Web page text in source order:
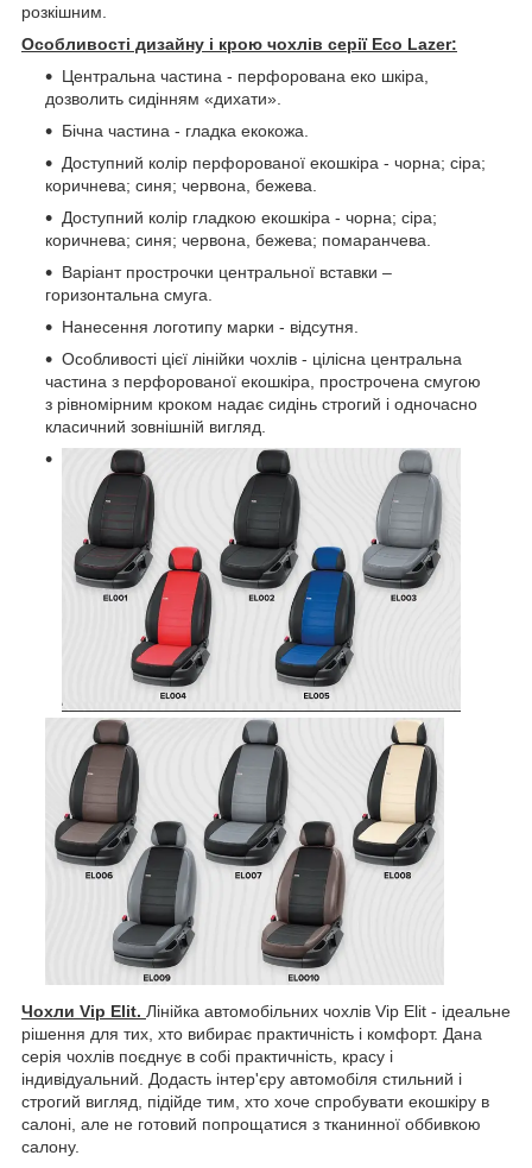
розкішним.
Особливості дизайну і крою чохлів серії Eco Lazer:
Центральна частина - перфорована еко шкіра,
дозволить сидінням «дихати».
Бічна частина - гладка екокожа.
Доступний колір перфорованої екошкіра - чорна; сіра;
коричнева; синя; червона, бежева.
Доступний колір гладкою екошкіра - чорна; сіра;
коричнева; синя; червона, бежева; помаранчева.
Варіант прострочки центральної вставки –
горизонтальна смуга.
Нанесення логотипу марки - відсутня.
Особливості цієї лінійки чохлів - цілісна центральна
частина з перфорованої екошкіра, прострочена смугою
з рівномірним кроком надає сидінь строгий і одночасно
класичний зовнішній вигляд.
Чохли Vip Elit. Лінійка автомобільних чохлів Vip Elit - ідеальне
рішення для тих, хто вибирає практичність і комфорт. Дана
серія чохлів поєднує в собі практичність, красу і
індивідуальний. Додасть інтер'єру автомобіля стильний і
строгий вигляд, підійде тим, хто хоче спробувати екошкіру в
салоні, але не готовий попрощатися з тканинної оббивкою
салону.